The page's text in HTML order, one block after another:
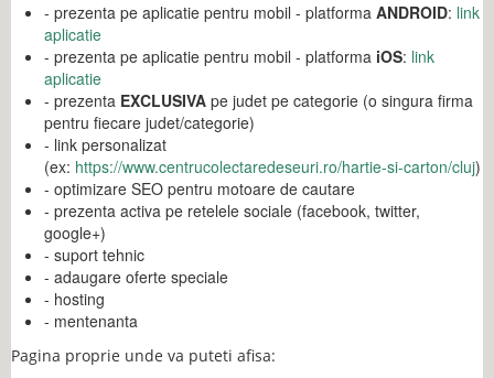
- prezenta pe aplicatie pentru mobil - platforma ANDROID: link
aplicatie
- prezenta pe aplicatie pentru mobil - platforma iOS: link
aplicatie
- prezenta EXCLUSIVA pe judet pe categorie (o singura firma
pentru fiecare judet/categorie)
- link personalizat
(ex: https://www.centrucolectaredeseuri.ro/hartie-si-carton/cluj)
- optimizare SEO pentru motoare de cautare
- prezenta activa pe retelele sociale (facebook, twitter,
google+)
- suport tehnic
- adaugare oferte speciale
- hosting
- mentenanta
Pagina proprie unde va puteti afisa: